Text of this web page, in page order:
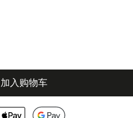
加入购物车